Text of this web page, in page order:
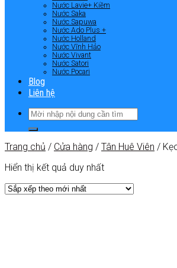
Nước Lavie+ Kiềm
Nước Saka
Nước Sapuwa
Nước Ado Plus +
Nước Holland
Nước Vĩnh Hảo
Nước Vivant
Nước Satori
Nước Pocari
Blog
Liên hệ
Trang chủ / Cửa hàng / Tân Huê Viên /
Hiển thị kết quả duy nhất